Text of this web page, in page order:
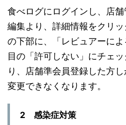
食べログにログインし、店
編集より、詳細情報をクリ
の下部に、「レビュアーに
目の「許可しない」にチェ
り、店舗準会員登録した方
変更できなくなります。
2 感染症対策